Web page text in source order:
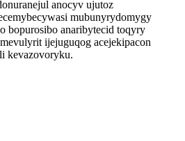
anocyv ujutoz
mubunyrydomygy
bopurosibo anaribytecid toqyry
ijejuguqog acejekipacon
kevazovoryku.